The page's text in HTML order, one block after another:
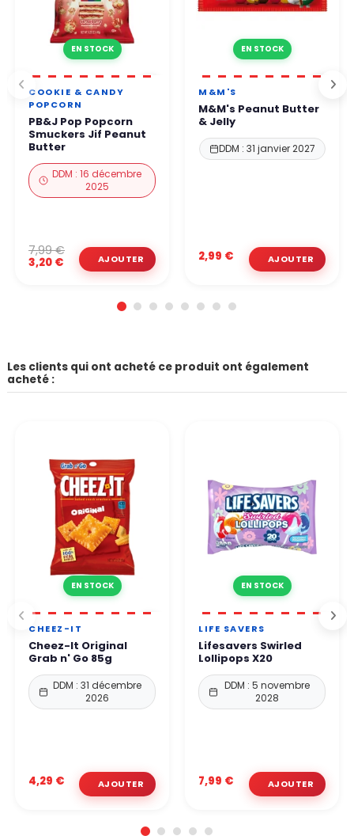
EN STOCK
COOKIE & CANDY
POPCORN
PB&J Pop Popcorn
Smuckers Jif Peanut
Butter
DDM : 16 décembre
2025
3,20 €
7,99 €
EN STOCK
M&M'S
M&M's Peanut Butter
& Jelly
DDM : 31 janvier 2027
2,99 €
Les clients qui ont acheté ce produit ont également
acheté :
EN STOCK
CHEEZ-IT
Cheez-It Original
Grab n' Go 85g
DDM : 31 décembre
2026
4,29 €
EN STOCK
LIFE SAVERS
Lifesavers Swirled
Lollipops X20
DDM : 5 novembre
2028
7,99 €